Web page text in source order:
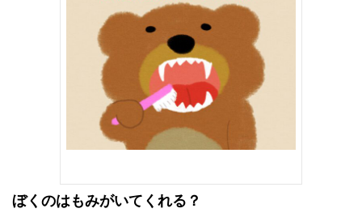
ぼくのはもみがいてくれる？